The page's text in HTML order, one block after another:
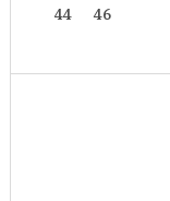
44
46